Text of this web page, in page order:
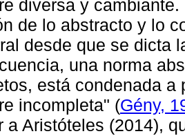
diversa y
de lo abstracto y lo
desde que se dicta
una norma
está condenada a
incompleta" (Gény,
a Aristóteles (2014),